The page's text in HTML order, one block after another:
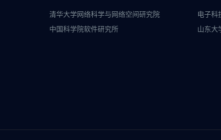
清华大学网络科学与网络空间研究院
电子科
中国科学院软件研究所
山东大